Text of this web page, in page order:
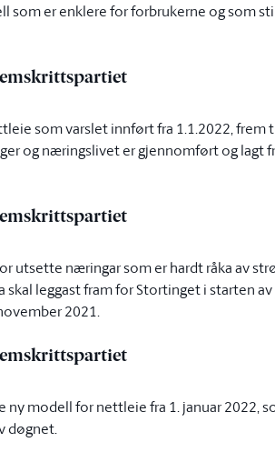
er enklere for forbrukerne og som
som varslet innført fra 1.1.2022, frem
og næringslivet er gjennomført og lagt
utsette næringar som er hardt råka av
leggast fram for Stortinget i starten
2021.
modell for nettleie fra 1. januar 2022,
døgnet.